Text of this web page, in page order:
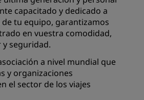
capacitado y dedicado a
de tu equipo, garantizamos
en vuestra comodidad,
y seguridad.
a nivel mundial que
y organizaciones
el sector de los viajes